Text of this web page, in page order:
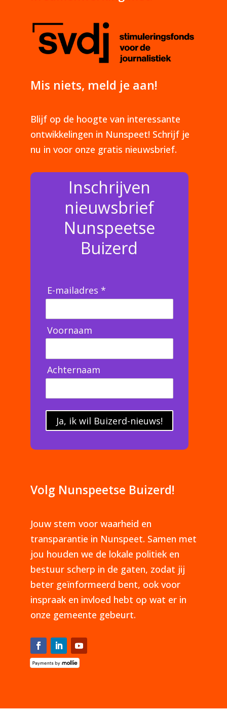
Mis niets, meld je aan!
Blijf op de hoogte van interessante
ontwikkelingen in Nunspeet! Schrijf je
nu in voor onze gratis nieuwsbrief.
Inschrijven
nieuwsbrief
Nunspeetse
Buizerd
E-mailadres *
Voornaam
Achternaam
Ja, ik wil Buizerd-nieuws!
Volg Nunspeetse Buizerd!
Jouw stem voor waarheid en
transparantie in Nunspeet. Samen met
jou houden we de lokale politiek en
bestuur scherp in de gaten, zodat jij
beter geïnformeerd bent, ook voor
inspraak en invloed hebt op wat er in
onze gemeente gebeurt.